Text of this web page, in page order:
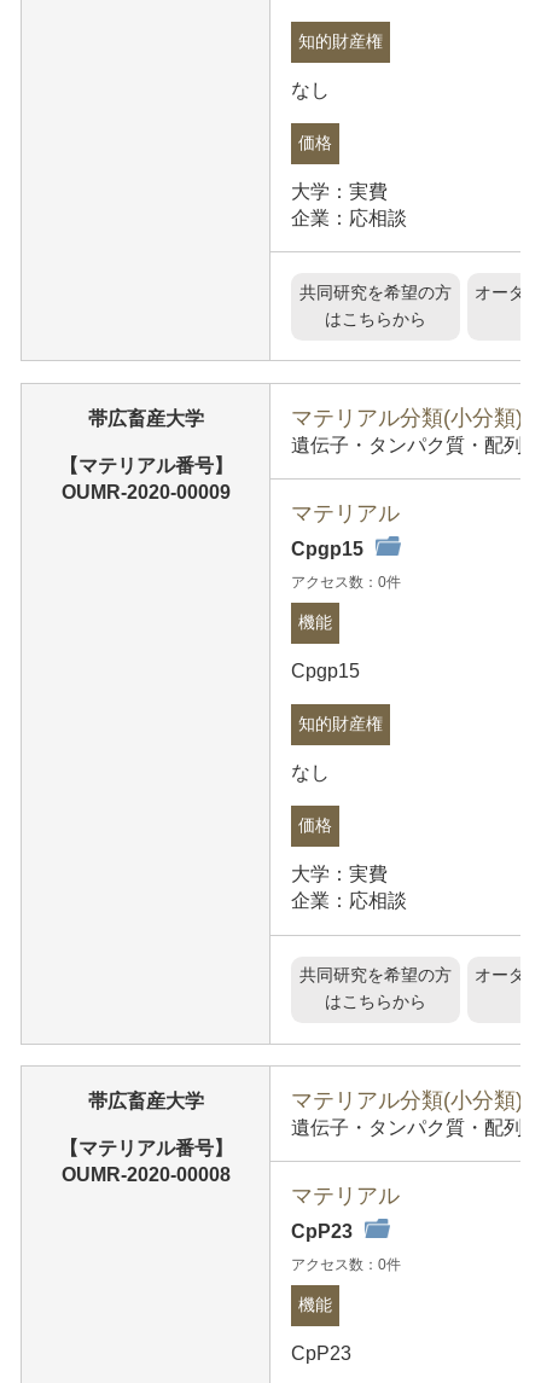
知的財産権
なし
価格
大学：実費
企業：応相談
共同研究を希望の方
はこちらから
オーダ
帯広畜産大学
【マテリアル番号】
OUMR-2020-00009
マテリアル分類(小分類)
遺伝子・タンパク質・配列
マテリアル
Cpgp15
アクセス数：0件
機能
Cpgp15
知的財産権
なし
価格
大学：実費
企業：応相談
共同研究を希望の方
はこちらから
オーダ
帯広畜産大学
【マテリアル番号】
OUMR-2020-00008
マテリアル分類(小分類)
遺伝子・タンパク質・配列
マテリアル
CpP23
アクセス数：0件
機能
CpP23